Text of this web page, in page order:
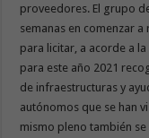
proveedores. El grupo
semanas en comenzar
para licitar, a acorde a
para este año 2021
de infraestructuras y
autónomos que se han
mismo pleno también